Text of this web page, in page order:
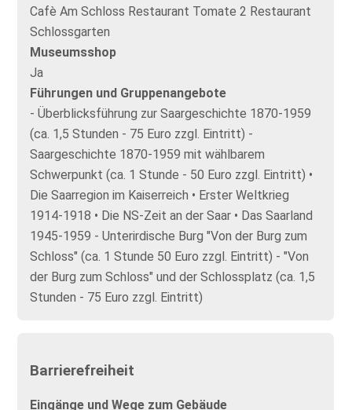
Cafè Am Schloss Restaurant Tomate 2 Restaurant
Schlossgarten
Museumsshop
Ja
Führungen und Gruppenangebote
- Überblicksführung zur Saargeschichte 1870-1959
(ca. 1,5 Stunden - 75 Euro zzgl. Eintritt) -
Saargeschichte 1870-1959 mit wählbarem
Schwerpunkt (ca. 1 Stunde - 50 Euro zzgl. Eintritt) •
Die Saarregion im Kaiserreich • Erster Weltkrieg
1914-1918 • Die NS-Zeit an der Saar • Das Saarland
1945-1959 - Unterirdische Burg "Von der Burg zum
Schloss" (ca. 1 Stunde 50 Euro zzgl. Eintritt) - "Von
der Burg zum Schloss" und der Schlossplatz (ca. 1,5
Stunden - 75 Euro zzgl. Eintritt)
Barrierefreiheit
Eingänge und Wege zum Gebäude